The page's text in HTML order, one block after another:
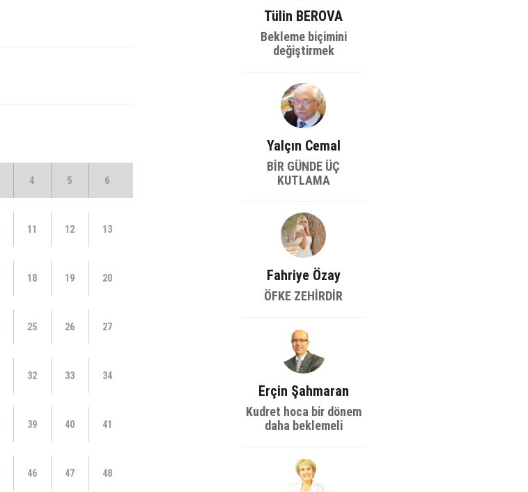
4 5 6
11 12 13
18 19 20
25 26 27
32 33 34
39 40 41
46 47 48
Tülin BEROVA
Bekleme biçimini
değiştirmek
Yalçın Cemal
BİR GÜNDE ÜÇ
KUTLAMA
Fahriye Özay
ÖFKE ZEHİRDİR
Erçin Şahmaran
Kudret hoca bir dönem
daha beklemeli